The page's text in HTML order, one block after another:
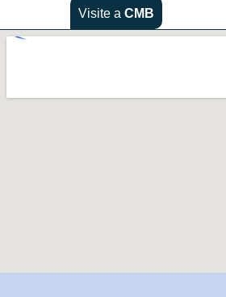
Visite a CMB